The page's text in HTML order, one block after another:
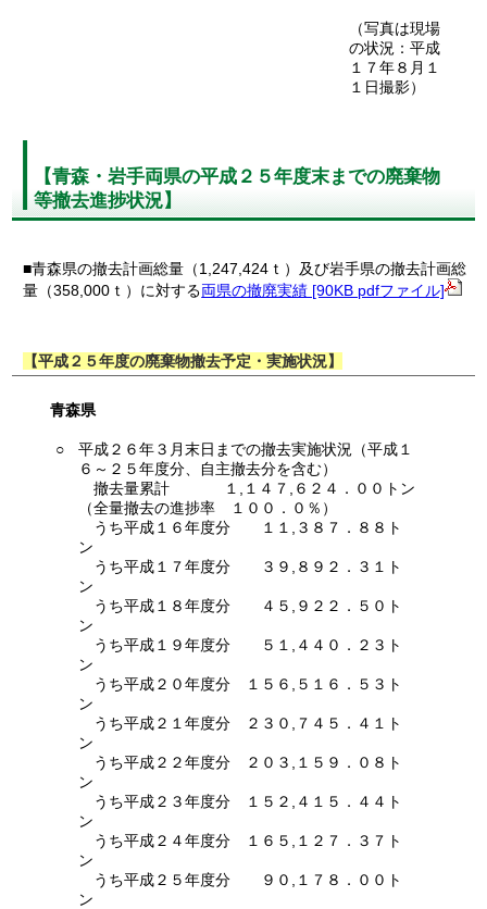
（写真は現場
の状況：平成
１７年８月１
１日撮影）
【青森・岩手両県の平成２５年度末までの廃棄物
等撤去進捗状況】
■青森県の撤去計画総量（1,247,424ｔ）及び岩手県の撤去計画総
量（358,000ｔ）に対する両県の撤廃実績 [90KB pdfファイル]
【平成２５年度の廃棄物撤去予定・実施状況】
青森県
○
平成２６年３月末日までの撤去実施状況（平成１
６～２５年度分、自主撤去分を含む）
撤去量累計 １,１４７,６２４．００トン
（全量撤去の進捗率 １００．０％）
うち平成１６年度分 １１,３８７．８８ト
ン
うち平成１７年度分 ３９,８９２．３１ト
ン
うち平成１８年度分 ４５,９２２．５０ト
ン
うち平成１９年度分 ５１,４４０．２３ト
ン
うち平成２０年度分 １５６,５１６．５３ト
ン
うち平成２１年度分 ２３０,７４５．４１ト
ン
うち平成２２年度分 ２０３,１５９．０８ト
ン
うち平成２３年度分 １５２,４１５．４４ト
ン
うち平成２４年度分 １６５,１２７．３７ト
ン
うち平成２５年度分 ９０,１７８．００ト
ン